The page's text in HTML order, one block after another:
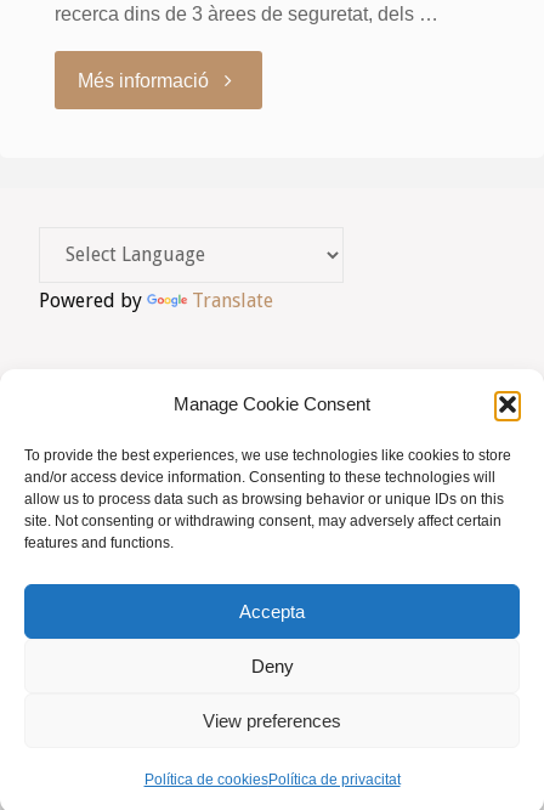
Manage Cookie Consent
To provide the best experiences, we use technologies like cookies to store
and/or access device information. Consenting to these technologies will
allow us to process data such as browsing behavior or unique IDs on this
site. Not consenting or withdrawing consent, may adversely affect certain
features and functions.
Accepta
Deny
View preferences
Política de cookiesPolítica de privacitat
recerca dins de 3 àrees de seguretat, dels …
Més informació"La
homeopátic"
Powered by Translate
AVIS LEGAL | POLÍTICA DE PRIVACITAT
|
BUSQUES HOMEÒPATA?
ACCÉS SOCIS
Fluida